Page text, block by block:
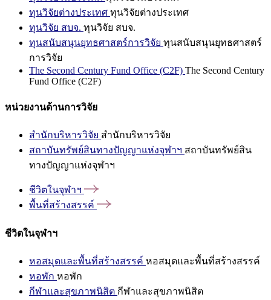
ทุนวิจัยต่างประเทศ ทุนวิจัยต่างประเทศ
ทุนวิจัย สบจ. ทุนวิจัย สบจ.
ทุนสนับสนุนยุทธศาสตร์การวิจัย ทุนสนับสนุนยุทธศาสตร์
การวิจัย
The Second Century Fund Office (C2F) The Second Century
Fund Office (C2F)
หน่วยงานด้านการวิจัย
สำนักบริหารวิจัย สำนักบริหารวิจัย
สถาบันทรัพย์สินทางปัญญาแห่งจุฬาฯ สถาบันทรัพย์สิน
ทางปัญญาแห่งจุฬาฯ
ชีวิตในจุฬาฯ
พื้นที่สร้างสรรค์
ชีวิตในจุฬาฯ
หอสมุดและพื้นที่สร้างสรรค์ หอสมุดและพื้นที่สร้างสรรค์
หอพัก หอพัก
กีฬาและสุขภาพนิสิต กีฬาและสุขภาพนิสิต